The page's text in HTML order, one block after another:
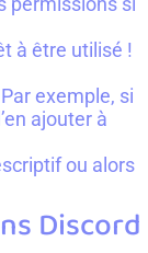
à être utilisé !
exemple, si
ajouter à
ou alors
Discord